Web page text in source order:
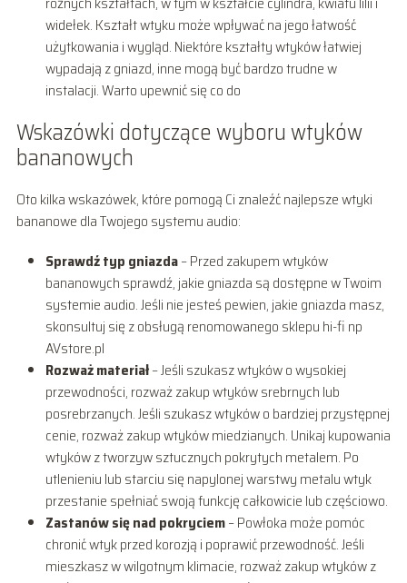
widełek. Kształt wtyku może wpływać na jego łatwość
użytkowania i wygląd. Niektóre kształty wtyków łatwiej
wypadają z gniazd, inne mogą być bardzo trudne w
instalacji. Warto upewnić się co do
Wskazówki dotyczące wyboru wtyków
bananowych
Oto kilka wskazówek, które pomogą Ci znaleźć najlepsze wtyki
bananowe dla Twojego systemu audio:
Sprawdź typ gniazda– Przed zakupem wtyków
bananowych sprawdź, jakie gniazda są dostępne w Twoim
systemie audio. Jeśli nie jesteś pewien, jakie gniazda masz,
skonsultuj się z obsługą renomowanego sklepu hi-fi np
AVstore.pl
Rozważ materiał– Jeśli szukasz wtyków o wysokiej
przewodności, rozważ zakup wtyków srebrnych lub
posrebrzanych. Jeśli szukasz wtyków o bardziej przystępnej
cenie, rozważ zakup wtyków miedzianych. Unikaj kupowania
wtyków z tworzyw sztucznych pokrytych metalem. Po
utlenieniu lub starciu się napylonej warstwy metalu wtyk
przestanie spełniać swoją funkcję całkowicie lub częściowo.
Zastanów się nad pokryciem– Powłoka może pomóc
chronić wtyk przed korozją i poprawić przewodność. Jeśli
mieszkasz w wilgotnym klimacie, rozważ zakup wtyków z